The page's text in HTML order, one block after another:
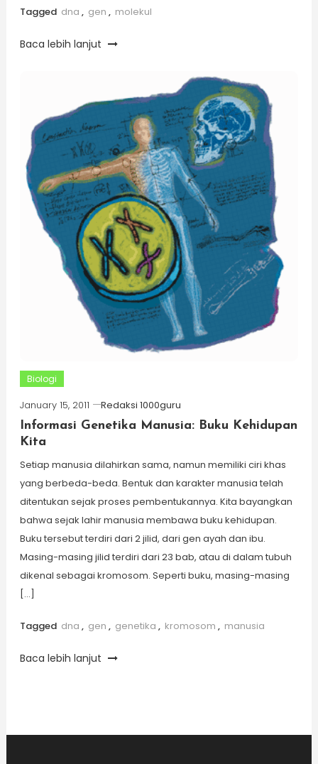
Tagged dna , gen , molekul
Baca lebih lanjut
Biologi
January 15, 2011
Redaksi 1000guru
Informasi Genetika Manusia: Buku Kehidupan
Kita
Setiap manusia dilahirkan sama, namun memiliki ciri khas
yang berbeda-beda. Bentuk dan karakter manusia telah
ditentukan sejak proses pembentukannya. Kita bayangkan
bahwa sejak lahir manusia membawa buku kehidupan.
Buku tersebut terdiri dari 2 jilid, dari gen ayah dan ibu.
Masing-masing jilid terdiri dari 23 bab, atau di dalam tubuh
dikenal sebagai kromosom. Seperti buku, masing-masing
[…]
Tagged dna , gen , genetika , kromosom , manusia
Baca lebih lanjut